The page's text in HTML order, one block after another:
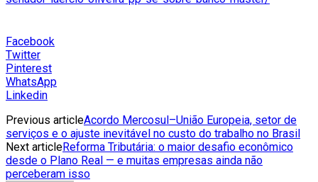
Facebook
Twitter
Pinterest
WhatsApp
Linkedin
Previous articleAcordo Mercosul–União Europeia, setor de
serviços e o ajuste inevitável no custo do trabalho no Brasil
Next articleReforma Tributária: o maior desafio econômico
desde o Plano Real — e muitas empresas ainda não
perceberam isso